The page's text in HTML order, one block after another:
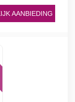
AANBIEDING